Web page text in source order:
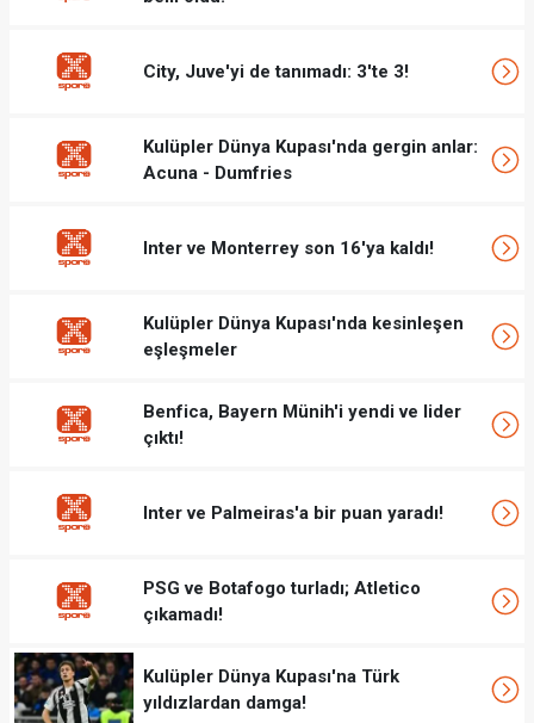
City, Juve'yi de tanımadı: 3'te 3!
Kulüpler Dünya Kupası'nda gergin anlar:
Acuna - Dumfries
Inter ve Monterrey son 16'ya kaldı!
Kulüpler Dünya Kupası'nda kesinleşen
eşleşmeler
Benfica, Bayern Münih'i yendi ve lider
çıktı!
Inter ve Palmeiras'a bir puan yaradı!
PSG ve Botafogo turladı; Atletico
çıkamadı!
Kulüpler Dünya Kupası'na Türk
yıldızlardan damga!